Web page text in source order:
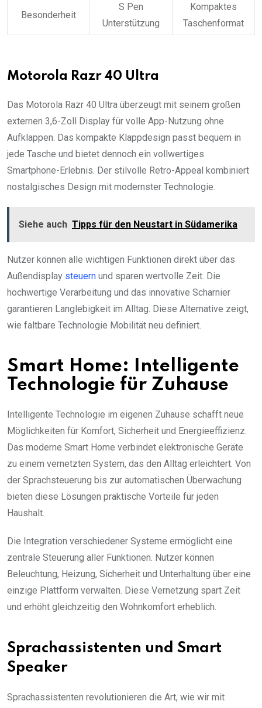
Besonderheit
S Pen
Unterstützung
Kompaktes
Taschenformat
Motorola Razr 40 Ultra
Das Motorola Razr 40 Ultra überzeugt mit seinem großen
externen 3,6-Zoll Display für volle App-Nutzung ohne
Aufklappen. Das kompakte Klappdesign passt bequem in
jede Tasche und bietet dennoch ein vollwertiges
Smartphone-Erlebnis. Der stilvolle Retro-Appeal kombiniert
nostalgisches Design mit modernster Technologie.
Siehe auch Tipps für den Neustart in Südamerika
Nutzer können alle wichtigen Funktionen direkt über das
Außendisplay steuern und sparen wertvolle Zeit. Die
hochwertige Verarbeitung und das innovative Scharnier
garantieren Langlebigkeit im Alltag. Diese Alternative zeigt,
wie faltbare Technologie Mobilität neu definiert.
Smart Home: Intelligente
Technologie für Zuhause
Intelligente Technologie im eigenen Zuhause schafft neue
Möglichkeiten für Komfort, Sicherheit und Energieeffizienz.
Das moderne Smart Home verbindet elektronische Geräte
zu einem vernetzten System, das den Alltag erleichtert. Von
der Sprachsteuerung bis zur automatischen Überwachung
bieten diese Lösungen praktische Vorteile für jeden
Haushalt.
Die Integration verschiedener Systeme ermöglicht eine
zentrale Steuerung aller Funktionen. Nutzer können
Beleuchtung, Heizung, Sicherheit und Unterhaltung über eine
einzige Plattform verwalten. Diese Vernetzung spart Zeit
und erhöht gleichzeitig den Wohnkomfort erheblich.
Sprachassistenten und Smart
Speaker
Sprachassistenten revolutionieren die Art, wie wir mit